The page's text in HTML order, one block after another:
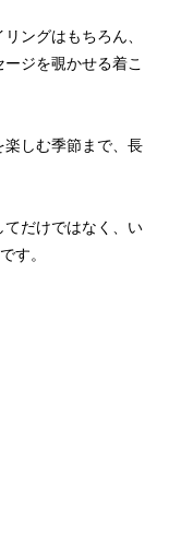
ングはもちろん、
ジを覗かせる着こ
しむ季節まで、長
だけではなく、い
す。